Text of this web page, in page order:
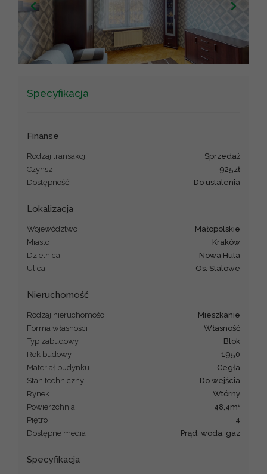
Leaflet|© OpenStreetMap contributors ©
Specyfikacja
Finanse
Rodzaj transakcji
sprzedaż
Czynsz
925zł
Dostępność
do ustalenia
Lokalizacja
Województwo
małopolskie
Miasto
Kraków
Dzielnica
Nowa Huta
Ulica
os. Stalowe
Nieruchomość
Rodzaj nieruchomości
mieszkanie
Forma własności
Własność
Typ zabudowy
blok
Rok budowy
1950
Materiał budynku
cegła
Stan techniczny
do wejścia
Rynek
Wtórny
Powierzchnia
48,4m 2
Piętro
4
Dostępne media
prąd, woda, gaz
Specyfikacja